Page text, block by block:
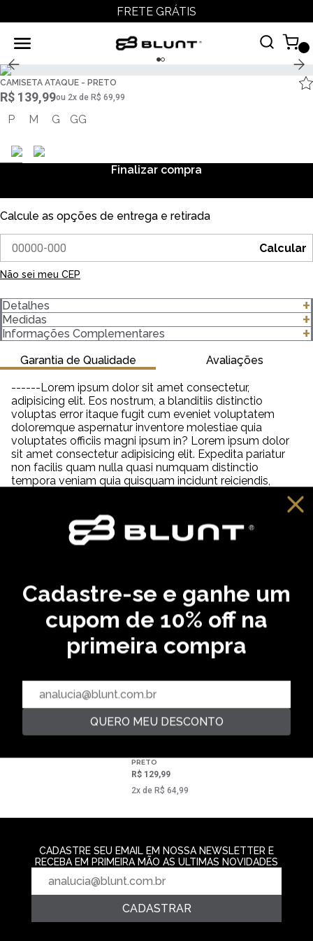
FRETE GRÁTIS
CAMISETA ATAQUE - PRETO
R$ 139,99ou 2x de R$ 69,99
P M G GG
Finalizar compra
Calcule as opções de entrega e retirada
Calcular
Não sei meu CEP
Detalhes
- Modelagem Regular
- Unissex
- 100% algodão
- Gola canelada 2,5 Centímetros (cm) 2x1 com Elastano
- Gramatura 185 g/m²
- Estampa com partes em relevo, frente e costas.
Importante saber:
-As cores podem ter algumas variações de acordo com o
monitor ou dispositivo que está utilizando.
-Em produtos de algodão pode haver encolhimento de 2,5 a
3%.
Medidas
clique para abrir as medidas
Informações Complementares
Garantia de Qualidade
------Lorem ipsum dolor sit amet consectetur,
adipisicing elit. Eos nostrum, a blanditiis distinctio
voluptas error itaque fugit cum eveniet voluptatem
doloremque aspernatur inventore molestiae quia
voluptates officiis magni ipsum in? Lorem ipsum dolor
sit amet consectetur adipisicing elit. Expedita pariatur
non facilis quam nulla quasi numquam distinctio
tempora veniam quia quisquam incidunt reiciendis,
saepe neque unde labore illum dolor provident. Lorem
distinctio adipisci hic molestiae, amet quibusdam
cupiditate inventore fugit eveniet aliquam similique
praesentium debitis ab necessitatibus, dolorem
Avaliações
VOCÊ PODE GOSTAR
CAMISETA HOUSE - PRETO
,
PRETO
R$ 129,99
2‌x de R$ 64,99
Cadastre-se e ganhe um
cupom de 10% off na
primeira compra
QUERO MEU DESCONTO
CADASTRE SEU EMAIL EM NOSSA NEWSLETTER E
RECEBA EM PRIMEIRA MÃO AS ULTIMAS NOVIDADES
CADASTRAR